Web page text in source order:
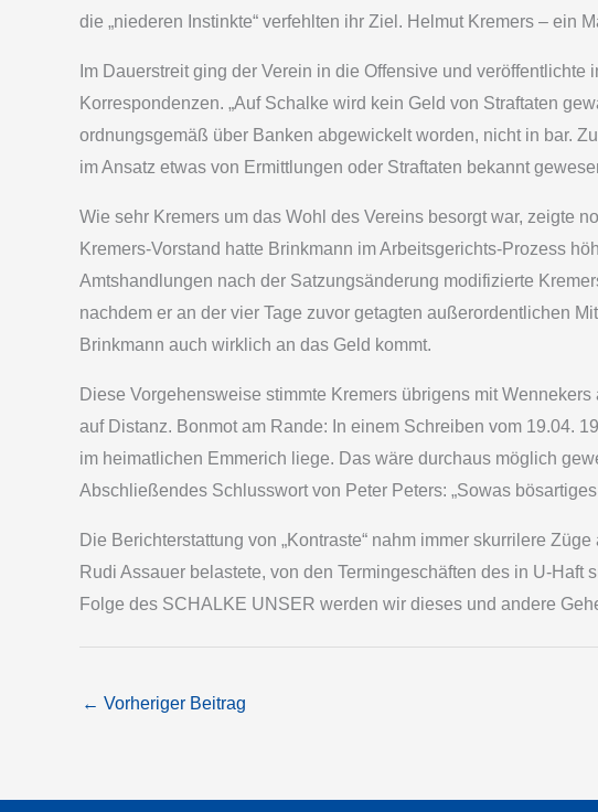
die „niederen Instinkte“ verfehlten ihr Ziel. Helmut Kremers – ein
Im Dauerstreit ging der Verein in die Offensive und
Korrespondenzen. „Auf Schalke wird kein Geld von Straftaten
ordnungsgemäß über Banken abgewickelt worden, nicht in bar.
im Ansatz etwas von Ermittlungen oder Straftaten bekannt
Wie sehr Kremers um das Wohl des Vereins besorgt war, zeigte
Kremers-Vorstand hatte Brinkmann im Arbeitsgerichts-Prozess
Amtshandlungen nach der Satzungsänderung modifizierte
nachdem er an der vier Tage zuvor getagten außerordentlichen
Brinkmann auch wirklich an das Geld kommt.
Diese Vorgehensweise stimmte Kremers übrigens mit
auf Distanz. Bonmot am Rande: In einem Schreiben vom 19.04.
im heimatlichen Emmerich liege. Das wäre durchaus möglich
Abschließendes Schlusswort von Peter Peters: „Sowas
Die Berichterstattung von „Kontraste“ nahm immer skurrilere
Rudi Assauer belastete, von den Termingeschäften des in U-
Folge des SCHALKE UNSER werden wir dieses und andere
← Vorheriger Beitrag